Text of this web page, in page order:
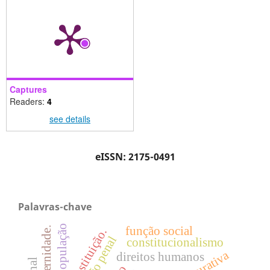
Captures
Readers: 4
see details
eISSN: 2175-0491
Palavras-chave
direitos humanos
constitucionalismo
função social